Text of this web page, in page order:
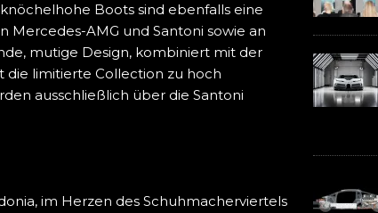
Boots sind ebenfalls eine
Mercedes-AMG und Santoni sowie an
mutige Design, kombiniert mit der
die limitierte Collection zu hoch
ausschließlich über die Santoni
im Herzen des Schuhmacherviertels